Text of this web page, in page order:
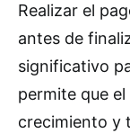
Realizar el
antes de
significativo
permite que
crecimiento y